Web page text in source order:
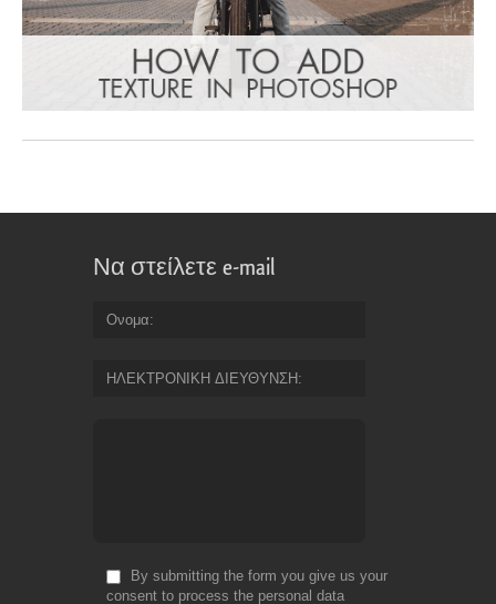
Να στείλετε e-mail
Ονομα
ΗΛΕΚΤΡΟΝΙΚΗ ΔΙΕΥΘΥΝΣΗ
By submitting the form you give us your
consent to process the personal data